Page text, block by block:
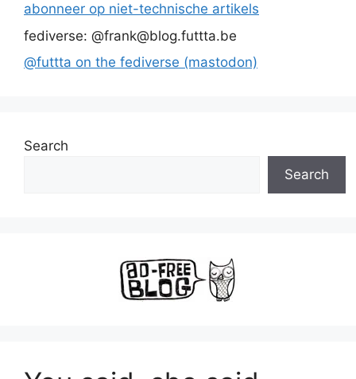
abonneer op niet-technische artikels
fediverse: @frank@blog.futtta.be
@futtta on the fediverse (mastodon)
Search
Search